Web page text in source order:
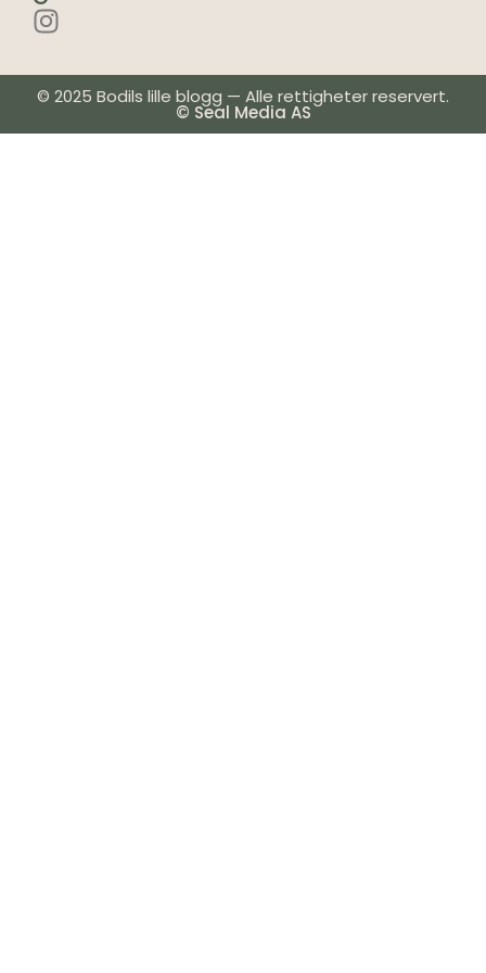
© 2025 Bodils lille blogg — Alle rettigheter reservert.
© Seal Media AS